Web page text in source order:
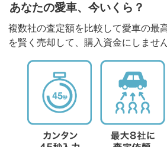
あなたの愛車、今いくら？
複数社の査定額を比較して愛車の最
を賢く売却して、購入資金にしませ